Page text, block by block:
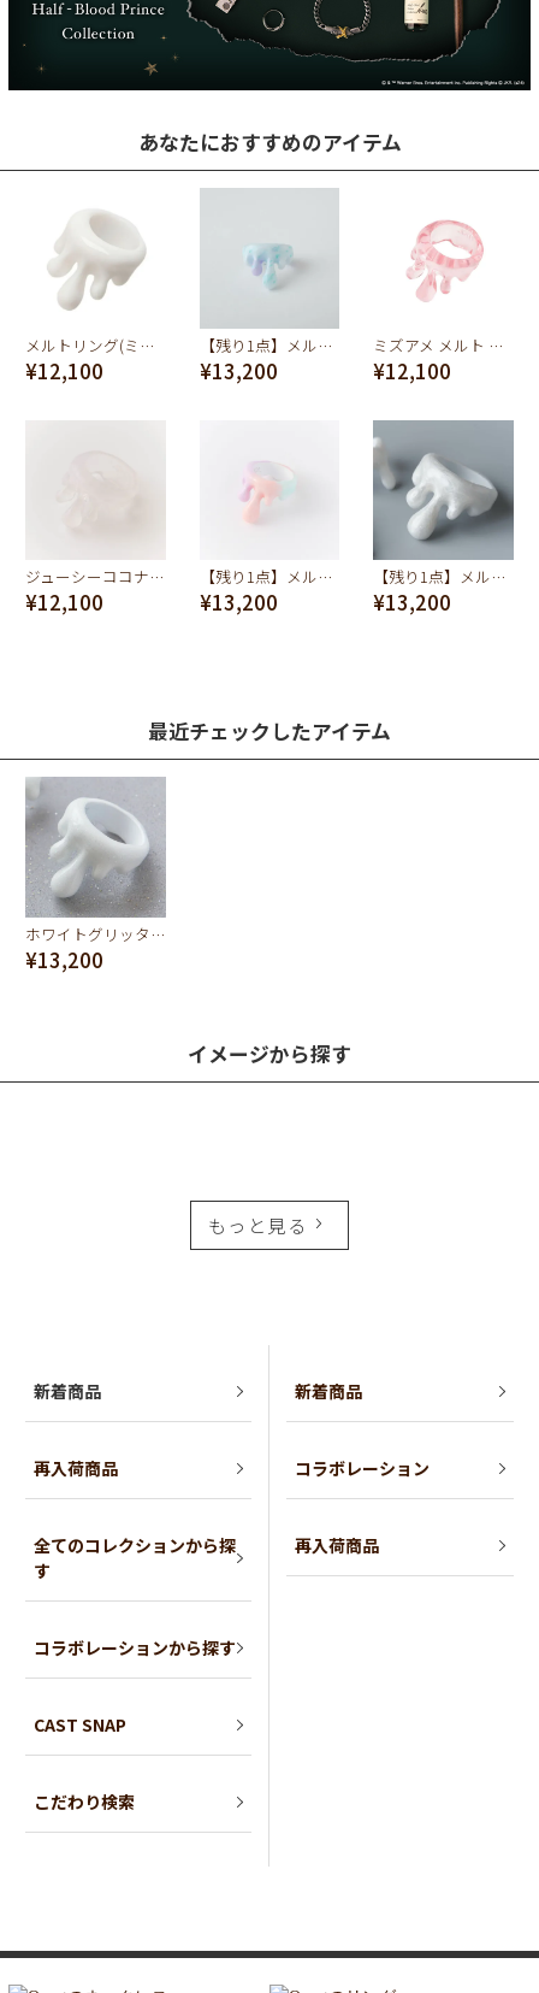
あなたにおすすめのアイテム
メルトリング(ミルク)
¥12,100
【残り1点】メルトリング(シーソルト マーブル)
¥13,200
ミズアメ メルト リング(ピンク)
¥12,100
ジューシーココナッツ メルトリング
¥12,100
【残り1点】メルトリング（コットンキャンディー）
¥13,200
【残り1点】メルトリング（ホワイトマーブル）
¥13,200
最近チェックしたアイテム
ホワイトグリッター メルトリング
¥13,200
イメージから探す
もっと見る
新着商品
再入荷商品
全てのコレクションから探
す
コラボレーションから探す
CAST SNAP
こだわり検索
新着商品
コラボレーション
再入荷商品